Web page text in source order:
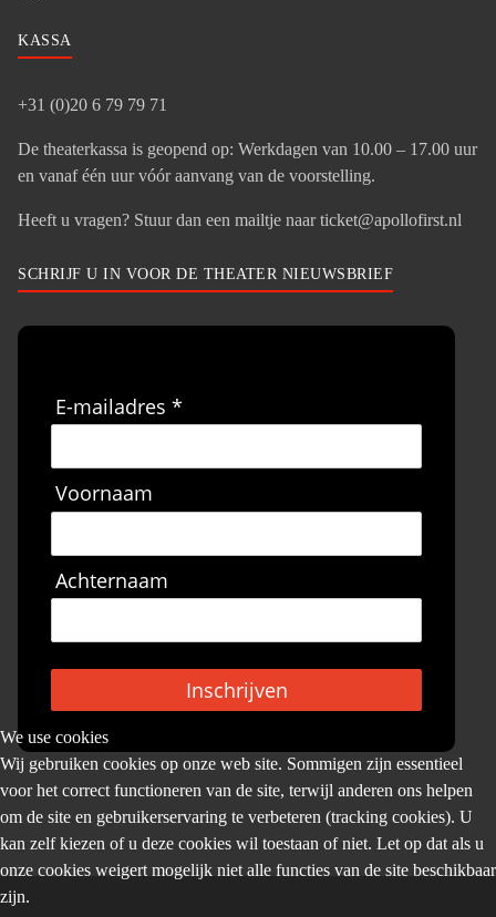
KASSA
+31 (0)20 6 79 79 71
De theaterkassa is geopend op: Werkdagen van 10.00 – 17.00 uur
en vanaf één uur vóór aanvang van de voorstelling.
Heeft u vragen? Stuur dan een mailtje naar ticket@apollofirst.nl
SCHRIJF U IN VOOR DE THEATER NIEUWSBRIEF
E-mailadres *
Voornaam
Achternaam
Inschrijven
We use cookies
Wij gebruiken cookies op onze web site. Sommigen zijn essentieel
voor het correct functioneren van de site, terwijl anderen ons helpen
om de site en gebruikerservaring te verbeteren (tracking cookies). U
kan zelf kiezen of u deze cookies wil toestaan of niet. Let op dat als u
onze cookies weigert mogelijk niet alle functies van de site beschikbaar
zijn.